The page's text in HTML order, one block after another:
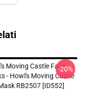
Moving Castle Face
- Howl's Moving Castle
RB2507 [ID552]
-20%